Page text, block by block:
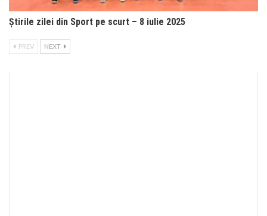
Știrile zilei din Sport pe scurt – 8 iulie 2025
PREV NEXT